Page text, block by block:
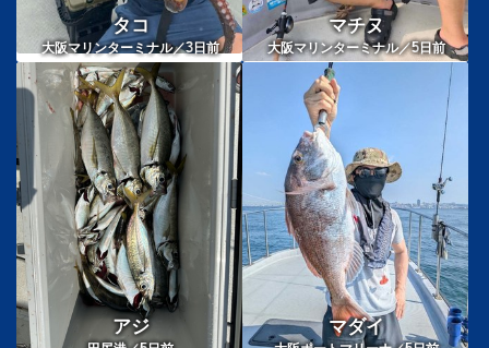
タコ
大阪マリンターミナル／3日前
マチヌ
大阪マリンターミナル／5日前
アジ マダイ